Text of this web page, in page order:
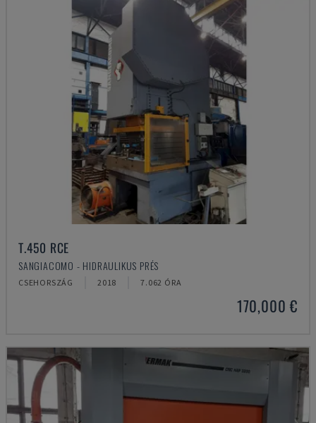
T.450 RCE
SANGIACOMO - HIDRAULIKUS PRÉS
CSEHORSZÁG 2018 7.062 ÓRA
170,000 €